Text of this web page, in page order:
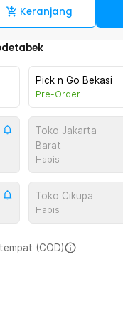
Keranjang
Pick n Go Bekasi
Pre-Order
Toko Jakarta
Barat
Habis
Toko Cikupa
Habis
(COD)